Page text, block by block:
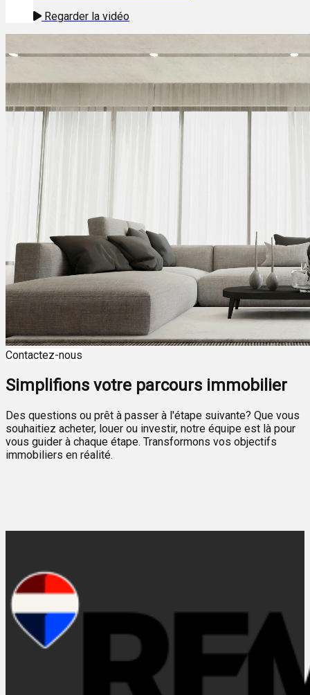
Regarder la vidéo
Contactez-nous
Simplifions votre parcours immobilier
Des questions ou prêt à passer à l'étape suivante? Que vous
souhaitiez acheter, louer ou investir, notre équipe est là pour
vous guider à chaque étape. Transformons vos objectifs
immobiliers en réalité.